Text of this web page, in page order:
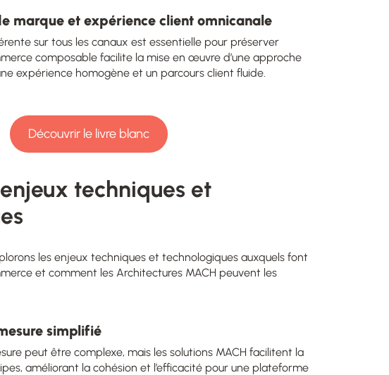
marque et expérience client omnicanale
sur tous les canaux est essentielle pour préserver
composable facilite la mise en œuvre d’une approche
expérience homogène et un parcours client fluide.
Découvrir le livre blanc
techniques et
les enjeux techniques et technologiques auxquels font
et comment les Architectures MACH peuvent les
simplifié
peut être complexe, mais les solutions MACH facilitent la
améliorant la cohésion et l’efficacité pour une plateforme